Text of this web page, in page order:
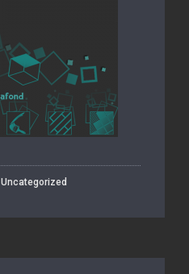
Uncategorized